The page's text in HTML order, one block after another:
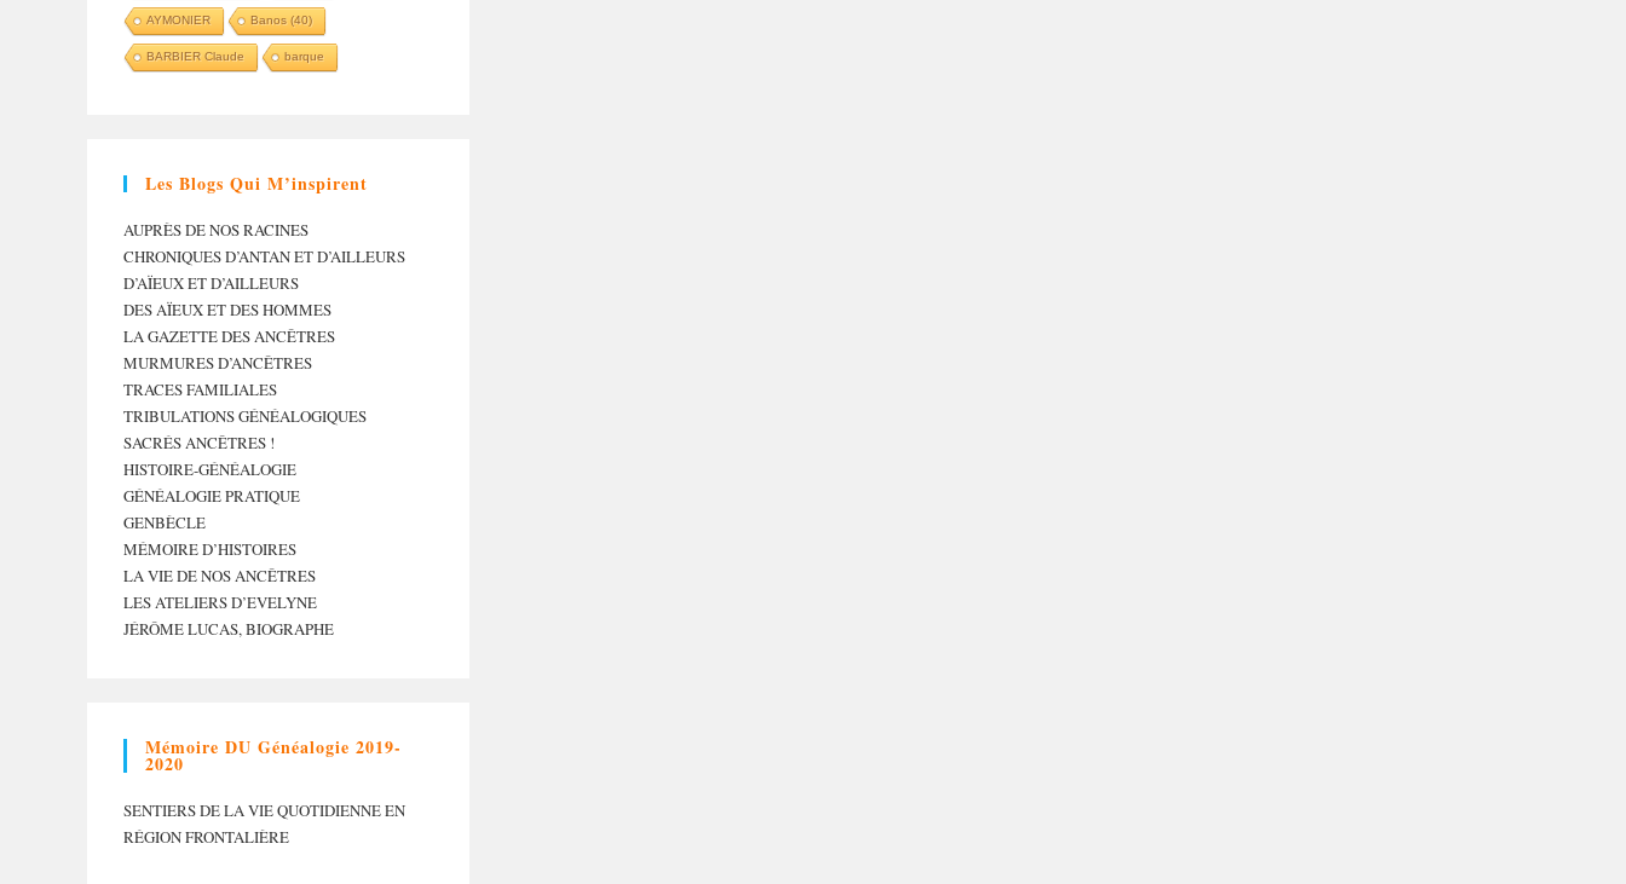
AYMONIER Banos (40)
BARBIER Claude barque
Les Blogs Qui M’inspirent
AUPRÈS DE NOS RACINES
CHRONIQUES D’ANTAN ET D’AILLEURS
D’AÏEUX ET D’AILLEURS
DES AÏEUX ET DES HOMMES
LA GAZETTE DES ANCÊTRES
MURMURES D’ANCÊTRES
TRACES FAMILIALES
TRIBULATIONS GÉNÉALOGIQUES
SACRÉS ANCÊTRES !
HISTOIRE-GÉNÉALOGIE
GÉNÉALOGIE PRATIQUE
GENBÈCLE
MÉMOIRE D’HISTOIRES
LA VIE DE NOS ANCÊTRES
LES ATELIERS D’EVELYNE
JÉRÔME LUCAS, BIOGRAPHE
Mémoire DU Généalogie 2019-
2020
SENTIERS DE LA VIE QUOTIDIENNE EN
RÉGION FRONTALIÈRE